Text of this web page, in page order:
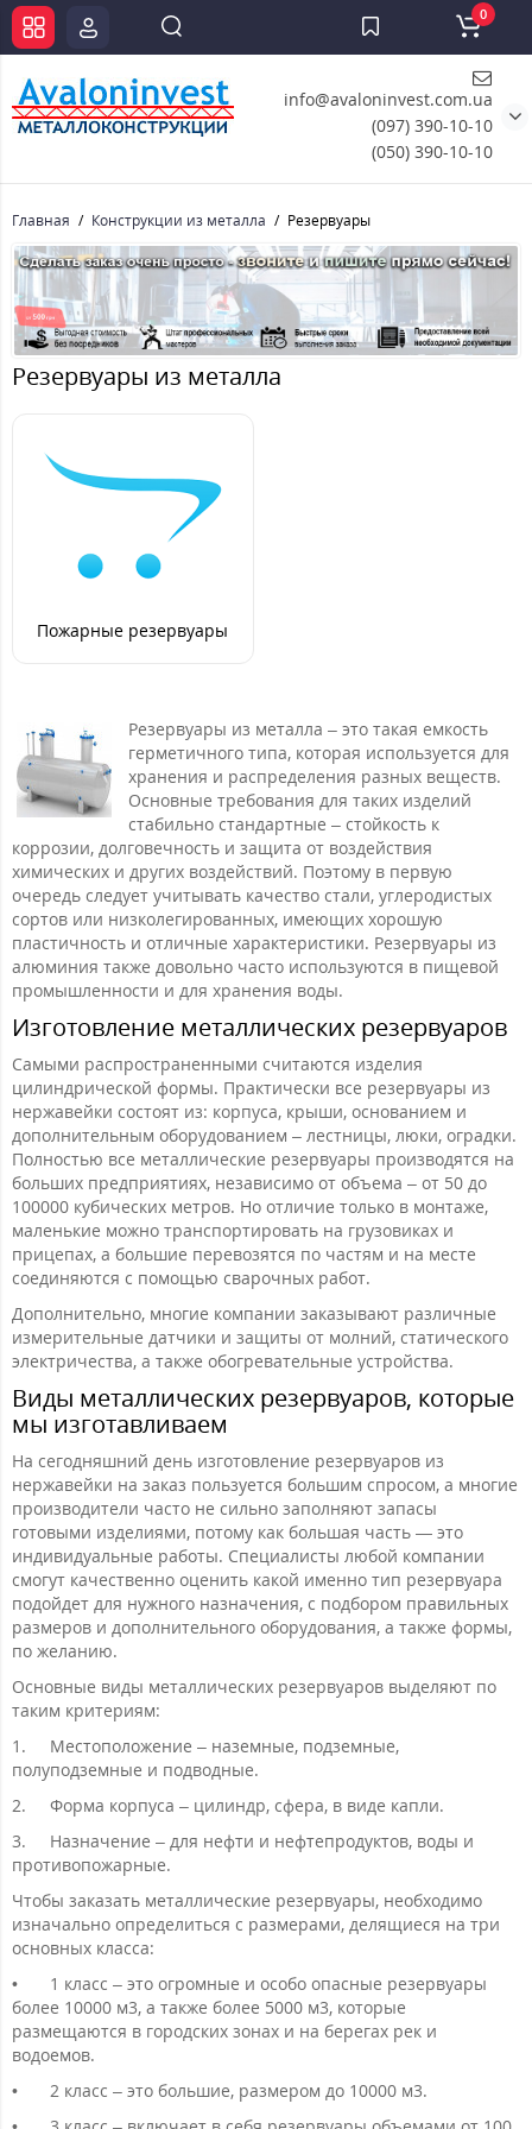
info@avaloninvest.com.ua
(097) 390-10-10
(050) 390-10-10
0
Главная Конструкции из металла Резервуары
Резервуары из металла
Пожарные резервуары
Резервуары из металла – это такая емкость
герметичного типа, которая используется для
хранения и распределения разных веществ.
Основные требования для таких изделий
стабильно стандартные – стойкость к
коррозии, долговечность и защита от воздействия
химических и других воздействий. Поэтому в первую
очередь следует учитывать качество стали, углеродистых
сортов или низколегированных, имеющих хорошую
пластичность и отличные характеристики. Резервуары из
алюминия также довольно часто используются в пищевой
промышленности и для хранения воды.
Изготовление металлических резервуаров
Самыми распространенными считаются изделия
цилиндрической формы. Практически все резервуары из
нержавейки состоят из: корпуса, крыши, основанием и
дополнительным оборудованием – лестницы, люки, оградки.
Полностью все металлические резервуары производятся на
больших предприятиях, независимо от объема – от 50 до
100000 кубических метров. Но отличие только в монтаже,
маленькие можно транспортировать на грузовиках и
прицепах, а большие перевозятся по частям и на месте
соединяются с помощью сварочных работ.
Дополнительно, многие компании заказывают различные
измерительные датчики и защиты от молний, статического
электричества, а также обогревательные устройства.
Виды металлических резервуаров, которые
мы изготавливаем
На сегодняшний день изготовление резервуаров из
нержавейки на заказ пользуется большим спросом, а многие
производители часто не сильно заполняют запасы
готовыми изделиями, потому как большая часть — это
индивидуальные работы. Специалисты любой компании
смогут качественно оценить какой именно тип резервуара
подойдет для нужного назначения, с подбором правильных
размеров и дополнительного оборудования, а также формы,
по желанию.
Основные виды металлических резервуаров выделяют по
таким критериям:
1.
Местоположение – наземные, подземные,
полуподземные и подводные.
2.
Форма корпуса – цилиндр, сфера, в виде капли.
3.
Назначение – для нефти и нефтепродуктов, воды и
противопожарные.
Чтобы заказать металлические резервуары, необходимо
изначально определиться с размерами, делящиеся на три
основных класса:
•
1 класс – это огромные и особо опасные резервуары
более 10000 м3, а также более 5000 м3, которые
размещаются в городских зонах и на берегах рек и
водоемов.
•
2 класс – это большие, размером до 10000 м3.